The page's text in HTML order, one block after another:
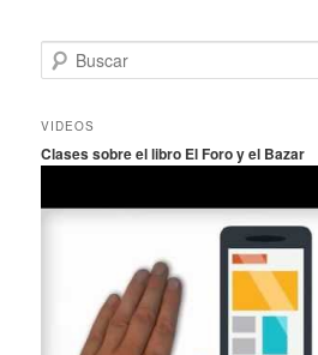
u
c
r
VIDEOS
Clases sobre el libro El Foro y el Bazar